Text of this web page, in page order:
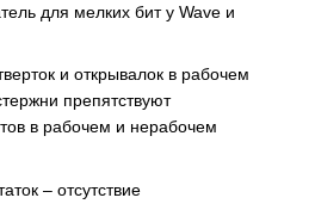
для мелких бит у Wave и
и открывалок в рабочем
препятствуют
в рабочем и нерабочем
– отсутствие